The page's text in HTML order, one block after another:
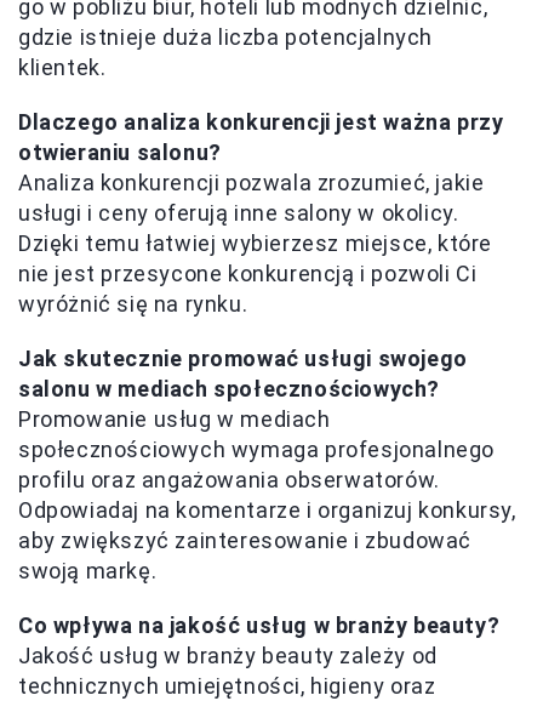
go w pobliżu biur, hoteli lub modnych dzielnic,
gdzie istnieje duża liczba potencjalnych
klientek.
Dlaczego analiza konkurencji jest ważna przy
otwieraniu salonu?
Analiza konkurencji pozwala zrozumieć, jakie
usługi i ceny oferują inne salony w okolicy.
Dzięki temu łatwiej wybierzesz miejsce, które
nie jest przesycone konkurencją i pozwoli Ci
wyróżnić się na rynku.
Jak skutecznie promować usługi swojego
salonu w mediach społecznościowych?
Promowanie usług w mediach
społecznościowych wymaga profesjonalnego
profilu oraz angażowania obserwatorów.
Odpowiadaj na komentarze i organizuj konkursy,
aby zwiększyć zainteresowanie i zbudować
swoją markę.
Co wpływa na jakość usług w branży beauty?
Jakość usług w branży beauty zależy od
technicznych umiejętności, higieny oraz